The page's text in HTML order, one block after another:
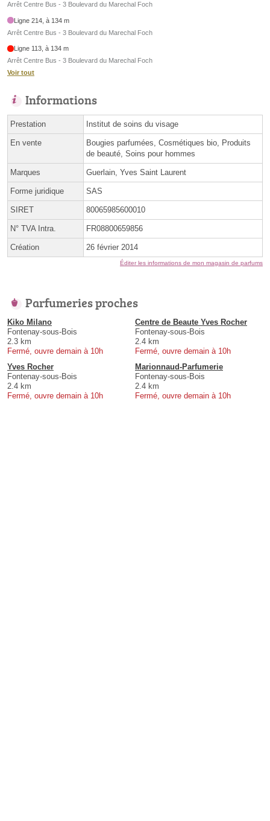
Arrêt Centre Bus - 3 Boulevard du Marechal Foch
Ligne 214, à 134 m
Arrêt Centre Bus - 3 Boulevard du Marechal Foch
Ligne 113, à 134 m
Arrêt Centre Bus - 3 Boulevard du Marechal Foch
Voir tout
Informations
Prestation Institut de soins du visage
En vente
Bougies parfumées, Cosmétiques bio, Produits
de beauté, Soins pour hommes
Marques Guerlain, Yves Saint Laurent
Forme juridique SAS
SIRET 80065985600010
N° TVA Intra. FR08800659856
Création 26 février 2014
Éditer les informations de mon magasin de parfums
Parfumeries proches
Kiko Milano
Fontenay-sous-Bois
2.3 km
Fermé, ouvre demain à 10h
Centre de Beaute Yves Rocher
Fontenay-sous-Bois
2.4 km
Fermé, ouvre demain à 10h
Yves Rocher
Fontenay-sous-Bois
2.4 km
Fermé, ouvre demain à 10h
Marionnaud-Parfumerie
Fontenay-sous-Bois
2.4 km
Fermé, ouvre demain à 10h